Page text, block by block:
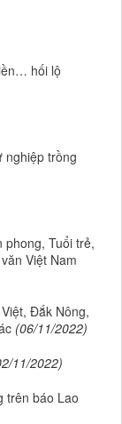
hối lộ
nghiệp trồng
phong, Tuổi trẻ,
Việt Nam
Đắk Nông,
(06/11/2022)
11/2022)
trên báo Lao